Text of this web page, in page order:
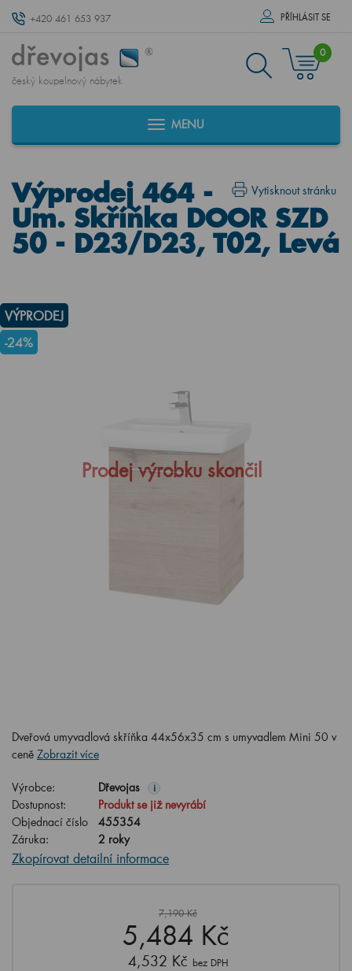
+420 461 653 937 PŘÍHLÁSIT SE
český koupelnový nábytek
0
MENU
Vytisknout stránku
Výprodej 464 -
Um. Skříňka DOOR SZD
50 - D23/D23, T02, Levá
Prodej výrobku skončil
VÝPRODEJ
-24%
Dveřová umyvadlová skříňka 44x56x35 cm s umyvadlem Mini 50 v
ceně Zobrazit více
Výrobce: Dřevojas i
Dostupnost:
Produkt se již nevyrábí
Objednací číslo
455354
Záruka:
2 roky
Zkopírovat detailní informace
7,190 Kč
5,484 Kč
4,532 Kč bez DPH